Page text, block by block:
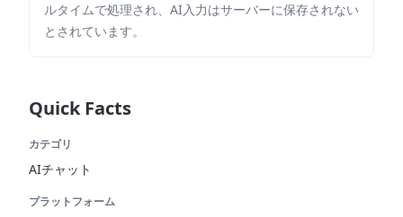
ルタイムで処理され、AI入力はサーバーに保存されない
とされています。
Quick Facts
カテゴリ
AIチャット
プラットフォーム